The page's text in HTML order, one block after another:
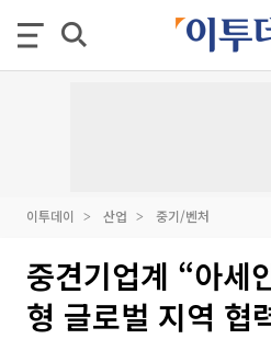
이투데이 산업 중기/벤처
중견기업계 “아세
형 글로벌 지역 협